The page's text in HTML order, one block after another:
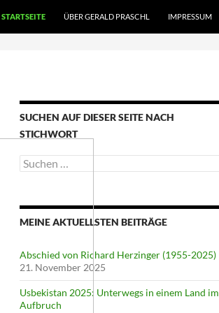
STARTSEITE ÜBER GERALD PRASCHL IMPRESSUM
SUCHEN AUF DIESER SEITE NACH
STICHWORT
Suche
nach:
MEINE AKTUELLSTEN BEITRÄGE
Abschied von Richard Herzinger (1955-2025)
21. November 2025
Usbekistan 2025: Unterwegs in einem Land im
Aufbruch